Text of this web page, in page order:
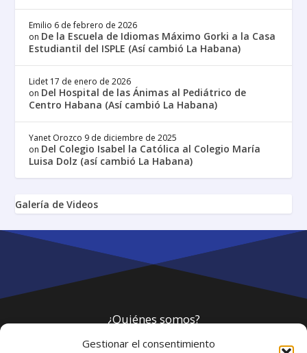
Gestionar el consentimiento
Emilio 6 de febrero de 2026
on De la Escuela de Idiomas Máximo Gorki a la Casa
Estudiantil del ISPLE (Así cambió La Habana)
Lidet 17 de enero de 2026
on Del Hospital de las Ánimas al Pediátrico de
Centro Habana (Así cambió La Habana)
Yanet Orozco 9 de diciembre de 2025
on Del Colegio Isabel la Católica al Colegio María
Luisa Dolz (así cambió La Habana)
Galería de Videos
¿Quiénes somos?